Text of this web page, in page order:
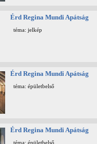
Érd Regina Mundi Apátság
téma: jelkép
Érd Regina Mundi Apátság
téma: épületbelső
Érd Regina Mundi Apátság
téma: épületbelső